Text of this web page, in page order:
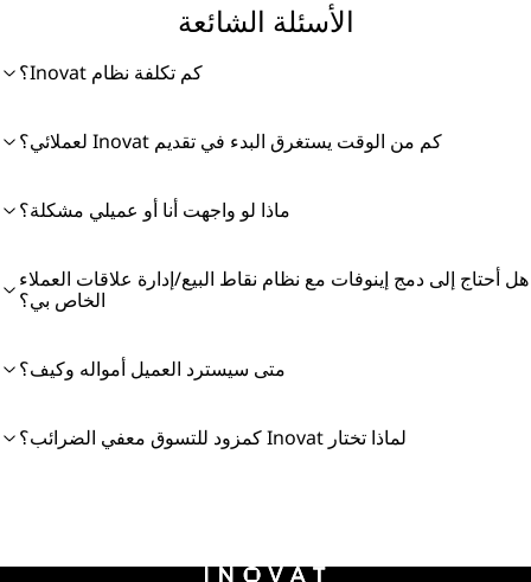
الأسئلة الشائعة
كم تكلفة نظام Inovat؟
كم من الوقت يستغرق البدء في تقديم Inovat لعملائي؟
ماذا لو واجهت أنا أو عميلي مشكلة؟
هل أحتاج إلى دمج إينوفات مع نظام نقاط البيع/إدارة علاقات العملاء
الخاص بي؟
متى سيسترد العميل أمواله وكيف؟
لماذا تختار Inovat كمزود للتسوق معفي الضرائب؟